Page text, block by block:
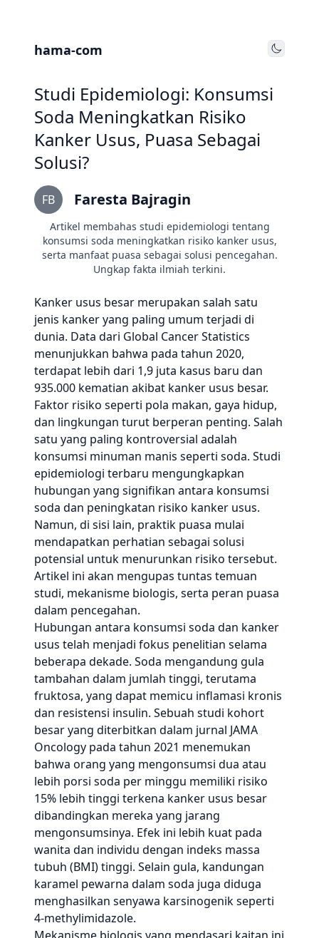
hama-com Toggle
Studi Epidemiologi: Konsumsi
Soda Meningkatkan Risiko
Kanker Usus, Puasa Sebagai
Solusi?
FB Faresta Bajragin
Artikel membahas studi epidemiologi tentang
konsumsi soda meningkatkan risiko kanker usus,
serta manfaat puasa sebagai solusi pencegahan.
Ungkap fakta ilmiah terkini.
Kanker usus besar merupakan salah satu
jenis kanker yang paling umum terjadi di
dunia. Data dari Global Cancer Statistics
menunjukkan bahwa pada tahun 2020,
terdapat lebih dari 1,9 juta kasus baru dan
935.000 kematian akibat kanker usus besar.
Faktor risiko seperti pola makan, gaya hidup,
dan lingkungan turut berperan penting. Salah
satu yang paling kontroversial adalah
konsumsi minuman manis seperti soda. Studi
epidemiologi terbaru mengungkapkan
hubungan yang signifikan antara konsumsi
soda dan peningkatan risiko kanker usus.
Namun, di sisi lain, praktik puasa mulai
mendapatkan perhatian sebagai solusi
potensial untuk menurunkan risiko tersebut.
Artikel ini akan mengupas tuntas temuan
studi, mekanisme biologis, serta peran puasa
dalam pencegahan.
Hubungan antara konsumsi soda dan kanker
usus telah menjadi fokus penelitian selama
beberapa dekade. Soda mengandung gula
tambahan dalam jumlah tinggi, terutama
fruktosa, yang dapat memicu inflamasi kronis
dan resistensi insulin. Sebuah studi kohort
besar yang diterbitkan dalam jurnal JAMA
Oncology pada tahun 2021 menemukan
bahwa orang yang mengonsumsi dua atau
lebih porsi soda per minggu memiliki risiko
15% lebih tinggi terkena kanker usus besar
dibandingkan mereka yang jarang
mengonsumsinya. Efek ini lebih kuat pada
wanita dan individu dengan indeks massa
tubuh (BMI) tinggi. Selain gula, kandungan
karamel pewarna dalam soda juga diduga
menghasilkan senyawa karsinogenik seperti
4-methylimidazole.